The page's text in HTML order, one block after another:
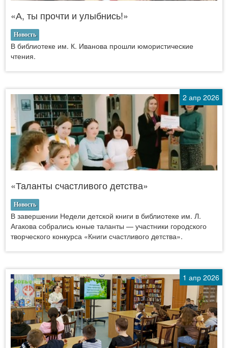
«А, ты прочти и улыбнись!»
Новость
В библиотеке им. К. Иванова прошли юмористические
чтения.
2 апр 2026
«Таланты счастливого детства»
Новость
В завершении Недели детской книги в библиотеке им. Л.
Агакова собрались юные таланты — участники городского
творческого конкурса «Книги счастливого детства».
1 апр 2026